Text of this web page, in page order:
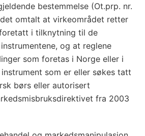
bestemmelse (Ot.prp. nr.
omtalt at virkeområdet retter
i tilknytning til de
og at reglene
som foretas i Norge eller i
som er eller søkes tatt
børs eller autorisert
fra 2003